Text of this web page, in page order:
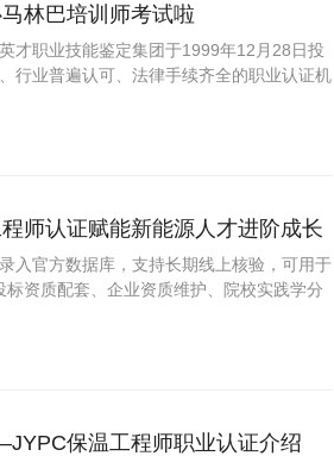
林巴培训师考试啦
才职业技能鉴定集团于1999年12月28日投
行业普遍认可、法律手续齐全的职业认证机
师认证赋能新能源人才进阶成长
入官方数据库，支持长期线上核验，可用于
资质配套、企业资质维护、院校实践学分
保温工程师职业认证介绍